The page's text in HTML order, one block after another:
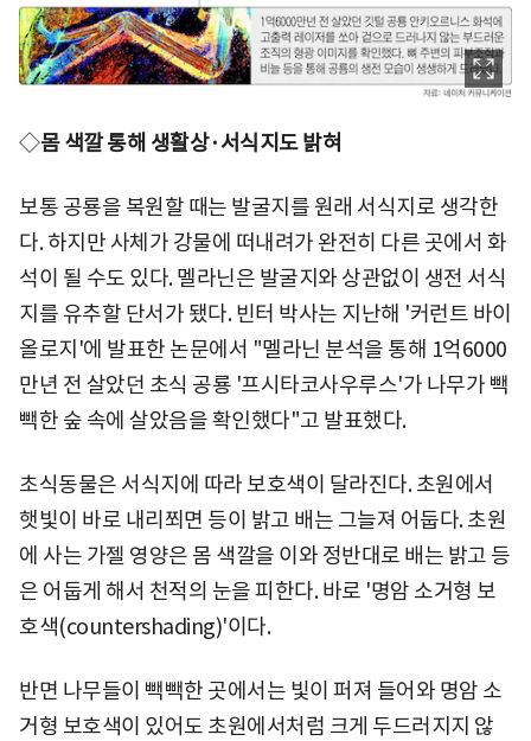
◇몸 색깔 통해 생활상·서식지도 밝혀
보통 공룡을 복원할 때는 발굴지를 원래 서식지로 생각한
다. 하지만 사체가 강물에 떠내려가 완전히 다른 곳에서 화
석이 될 수도 있다. 멜라닌은 발굴지와 상관없이 생전 서식
지를 유추할 단서가 됐다. 빈터 박사는 지난해 '커런트 바이
올로지'에 발표한 논문에서 "멜라닌 분석을 통해 1억6000
만년 전 살았던 초식 공룡 '프시타코사우루스'가 나무가 빽
빽한 숲 속에 살았음을 확인했다"고 발표했다.
초식동물은 서식지에 따라 보호색이 달라진다. 초원에서
햇빛이 바로 내리쬐면 등이 밝고 배는 그늘져 어둡다. 초원
에 사는 가젤 영양은 몸 색깔을 이와 정반대로 배는 밝고 등
은 어둡게 해서 천적의 눈을 피한다. 바로 '명암 소거형 보
호색(countershading)'이다.
반면 나무들이 빽빽한 곳에서는 빛이 퍼져 들어와 명암 소
거형 보호색이 있어도 초원에서처럼 크게 두드러지지 않